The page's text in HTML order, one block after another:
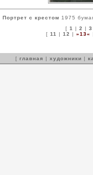
Портрет с крестом 1975
[ 1 | 2 | 3
[ 11 | 12 | »13«
[ главная | художники |